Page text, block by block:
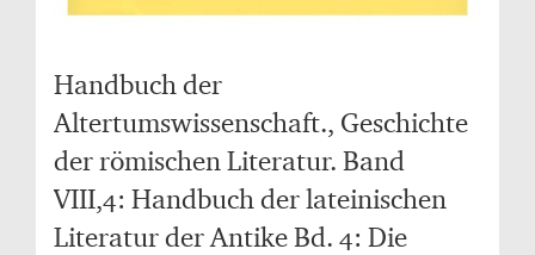
Handbuch der
Altertumswissenschaft., Geschichte
der römischen Literatur. Band
VIII,4: Handbuch der lateinischen
Literatur der Antike Bd. 4: Die